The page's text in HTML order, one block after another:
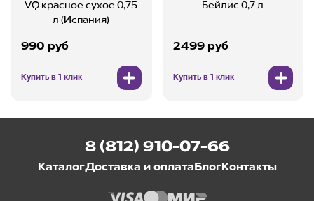
VQ красное сухое 0,75
л (Испания)
990 руб
Купить в 1 клик
Бейлис 0,7 л
2499 руб
Купить в 1 клик
КаталогДоставка и оплата БлогКонтакты
8 (812) 910-07-66